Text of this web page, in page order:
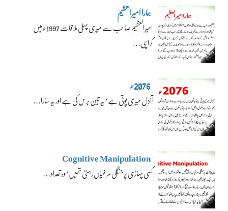
ہمارا امیرالعظیم
امیرالعظیم صاحب سے میری پہلی ملاقات 1997ء میں
کراچی…
2076ء
آئزل میری پوتی ہے‘ یہ تین برس کی ہے اور یہ سارا…
Cognitive Manipulation
کسی پہاڑی پر جنگلی مرغیاں رہتی تھیں‘ وہ تعداد…